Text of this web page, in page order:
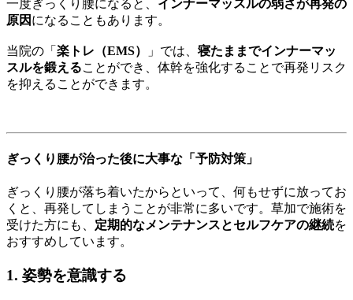
一度ぎっくり腰になると、 インナーマッスルの弱さが再発の
原因 になることもあります。
当院の「 楽トレ（EMS） 」では、 寝たままでインナーマッ
スルを鍛えることができ、体幹を強化することで再発リスク
を抑えることができます。
ぎっくり腰が治った後に大事な「予防対策」
ぎっくり腰が落ち着いたからといって、何もせずに放ってお
くと、再発してしまうことが非常に多いです。草加で施術を
受けた方にも、 定期的なメンテナンスとセルフケアの継続を
おすすめしています。
1. 姿勢を意識する